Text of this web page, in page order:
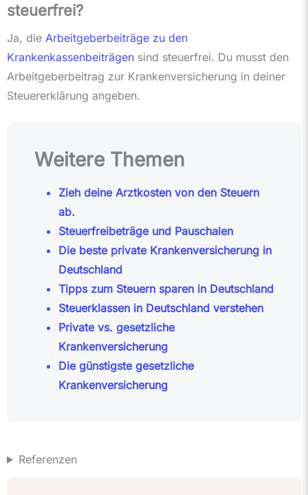
steuerfrei?
Ja, die Arbeitgeberbeiträge zu den
Krankenkassenbeiträgen sind steuerfrei. Du musst den
Arbeitgeberbeitrag zur Krankenversicherung in deiner
Steuererklärung angeben.
Weitere Themen
Zieh deine Arztkosten von den Steuern
ab.
Steuerfreibeträge und Pauschalen
Die beste private Krankenversicherung in
Deutschland
Tipps zum Steuern sparen in Deutschland
Steuerklassen in Deutschland verstehen
Private vs. gesetzliche
Krankenversicherung
Die günstigste gesetzliche
Krankenversicherung
Referenzen